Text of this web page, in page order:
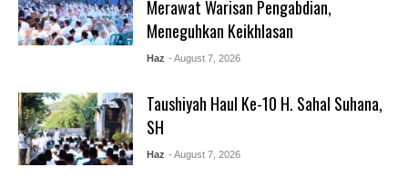
Merawat Warisan Pengabdian,
Meneguhkan Keikhlasan
Haz - August 7, 2026
Taushiyah Haul Ke-10 H. Sahal Suhana,
SH
Haz - August 7, 2026